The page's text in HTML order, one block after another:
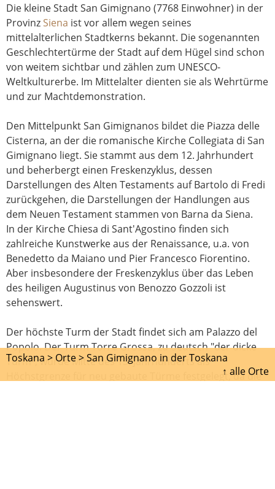
Die kleine Stadt San Gimignano (7768 Einwohner) in der
Provinz Siena ist vor allem wegen seines
mittelalterlichen Stadtkerns bekannt. Die sogenannten
Geschlechtertürme der Stadt auf dem Hügel sind schon
von weitem sichtbar und zählen zum UNESCO-
Weltkulturerbe. Im Mittelalter dienten sie als Wehrtürme
und zur Machtdemonstration.
Den Mittelpunkt San Gimignanos bildet die Piazza delle
Cisterna, an der die romanische Kirche Collegiata di San
Gimignano liegt. Sie stammt aus dem 12. Jahrhundert
und beherbergt einen Freskenzyklus, dessen
Darstellungen des Alten Testaments auf Bartolo di Fredi
zurückgehen, die Darstellungen der Handlungen aus
dem Neuen Testament stammen von Barna da Siena.
In der Kirche Chiesa di Sant'Agostino finden sich
zahlreiche Kunstwerke aus der Renaissance, u.a. von
Benedetto da Maiano und Pier Francesco Fiorentino.
Aber insbesondere der Freskenzyklus über das Leben
des heiligen Augustinus von Benozzo Gozzoli ist
sehenswert.
Der höchste Turm der Stadt findet sich am Palazzo del
Popolo. Der Turm Torre Grossa, zu deutsch "der dicke
Turm", wurde Mitte des 13. Jahrhunderts als
Höchstgrenze für neu gebaute Türme festgelegt, da die
Toskana > Orte >San Gimignano in der Toskana
↑ alle Orte